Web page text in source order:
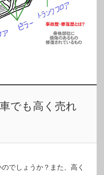
でも高く売れ
でしょうか？また、高く